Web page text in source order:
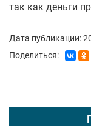
так как деньги
Дата публикации:
Поделиться: